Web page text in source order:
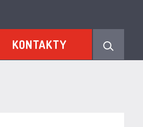
KONTAKTY